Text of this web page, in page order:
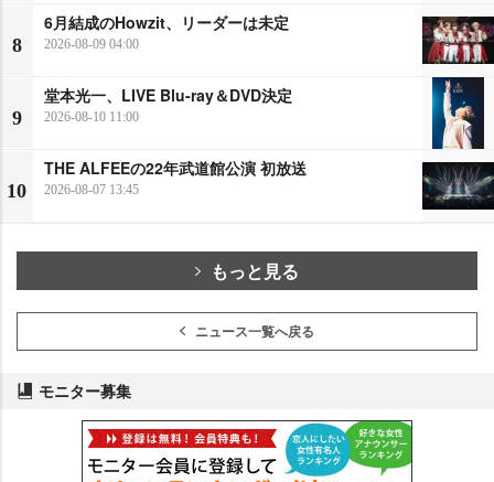
8
6月結成のHowzit、リーダーは未定
2026-08-09 04:00
9
堂本光一、LIVE Blu-ray＆DVD決定
2026-08-10 11:00
10
THE ALFEEの22年武道館公演 初放送
2026-08-07 13:45
もっと見る
ニュース一覧へ戻る
モニター募集